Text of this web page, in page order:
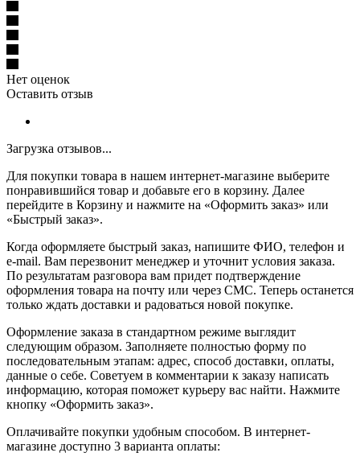
Нет оценок
Оставить отзыв
Загрузка отзывов...
Для покупки товара в нашем интернет-магазине выберите
понравившийся товар и добавьте его в корзину. Далее
перейдите в Корзину и нажмите на «Оформить заказ» или
«Быстрый заказ».
Когда оформляете быстрый заказ, напишите ФИО, телефон и
e-mail. Вам перезвонит менеджер и уточнит условия заказа.
По результатам разговора вам придет подтверждение
оформления товара на почту или через СМС. Теперь останется
только ждать доставки и радоваться новой покупке.
Оформление заказа в стандартном режиме выглядит
следующим образом. Заполняете полностью форму по
последовательным этапам: адрес, способ доставки, оплаты,
данные о себе. Советуем в комментарии к заказу написать
информацию, которая поможет курьеру вас найти. Нажмите
кнопку «Оформить заказ».
Оплачивайте покупки удобным способом. В интернет-
магазине доступно 3 варианта оплаты: